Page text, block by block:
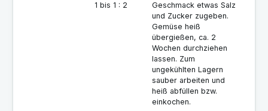
1 bis 1 : 2
Geschmack etwas Salz
und Zucker zugeben.
Gemüse heiß
übergießen, ca. 2
Wochen durchziehen
lassen. Zum
ungekühlten Lagern
sauber arbeiten und
heiß abfüllen bzw.
einkochen.